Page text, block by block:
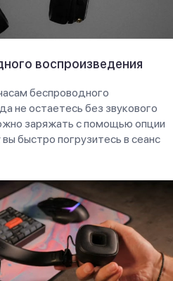
воспроизведения
беспроводного
не остаетесь без звукового
заряжать с помощью опции
быстро погрузитесь в сеанс